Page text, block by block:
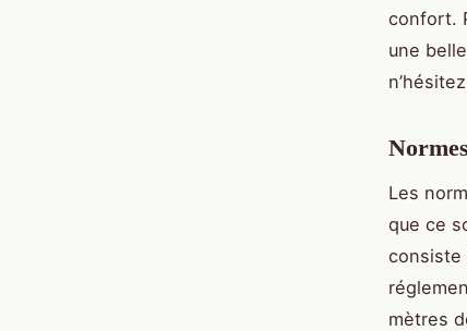
confort.
une
Les
que ce
consiste
mètres